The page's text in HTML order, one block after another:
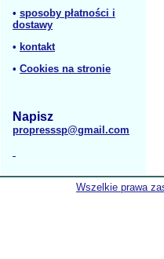
• sposoby płatności i
dostawy
• kontakt
• Cookies na stronie
Napisz
propresssp@gmail.com
Wszelkie prawa